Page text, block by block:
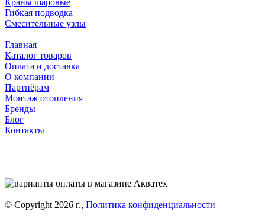
Краны шаровые
Гибкая подводка
Смесительные узлы
Главная
Каталог товаров
Оплата и доставка
О компании
Партнёрам
Монтаж отопления
Бренды
Блог
Контакты
© Copyright 2026 г., Политика конфиденциальности